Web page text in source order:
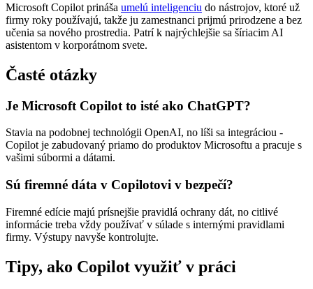
Microsoft Copilot prináša umelú inteligenciu do nástrojov, ktoré už
firmy roky používajú, takže ju zamestnanci prijmú prirodzene a bez
učenia sa nového prostredia. Patrí k najrýchlejšie sa šíriacim AI
asistentom v korporátnom svete.
Časté otázky
Je Microsoft Copilot to isté ako ChatGPT?
Stavia na podobnej technológii OpenAI, no líši sa integráciou -
Copilot je zabudovaný priamo do produktov Microsoftu a pracuje s
vašimi súbormi a dátami.
Sú firemné dáta v Copilotovi v bezpečí?
Firemné edície majú prísnejšie pravidlá ochrany dát, no citlivé
informácie treba vždy používať v súlade s internými pravidlami
firmy. Výstupy navyše kontrolujte.
Tipy, ako Copilot využiť v práci